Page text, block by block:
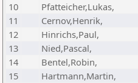
10
Pfatteicher,Lukas,
11
Cernov,Henrik,
12
Hinrichs,Paul,
13
Nied,Pascal,
14
Bentel,Robin,
15
Hartmann,Martin,